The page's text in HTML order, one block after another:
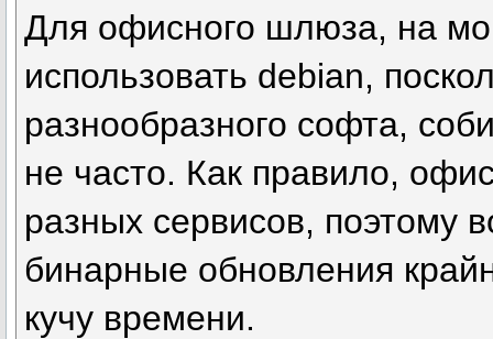
Для офисного шлюза, на
использовать debian,
разнообразного софта,
не часто. Как правило,
разных сервисов, поэтому
бинарные обновления
кучу времени.